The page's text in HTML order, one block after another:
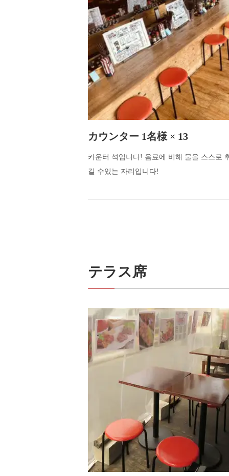
カウンター 1名様 × 13
카운터 석입니다! 음료에 비해 물을 스스로
길 수있는 자리입니다!
テラス席